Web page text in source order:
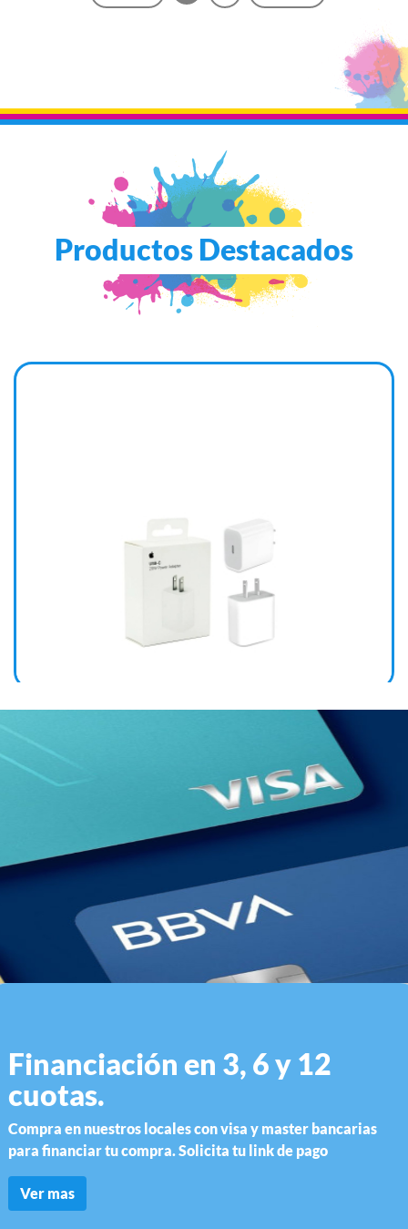
Productos Destacados
CABEZAL IPHONE 25W TIPO C MHJE3ZM/A
Financiación en 3, 6 y 12
cuotas.
Compra en nuestros locales con visa y master bancarias
para financiar tu compra. Solicita tu link de pago
Ver mas